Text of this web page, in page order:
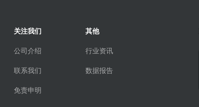
关注我们
公司介绍
联系我们
免责申明
其他
行业资讯
数据报告